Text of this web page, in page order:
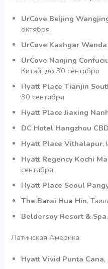
UrCove Beijing
октября
UrCove Kashgar
UrCove Nanjing
Китай: до 30 сентября
Hyatt Place Tianjin
30 сентября
Hyatt Place Jiaxing
DC Hotel Hangzhou CBD
Hyatt Place Vithalapur,
Hyatt Regency Kochi
сентября
Hyatt Place Seoul
The Barai Hua Hin,
Beldersoy Resort & Spa
Латинская Америка:
Hyatt Vivid Punta Cana